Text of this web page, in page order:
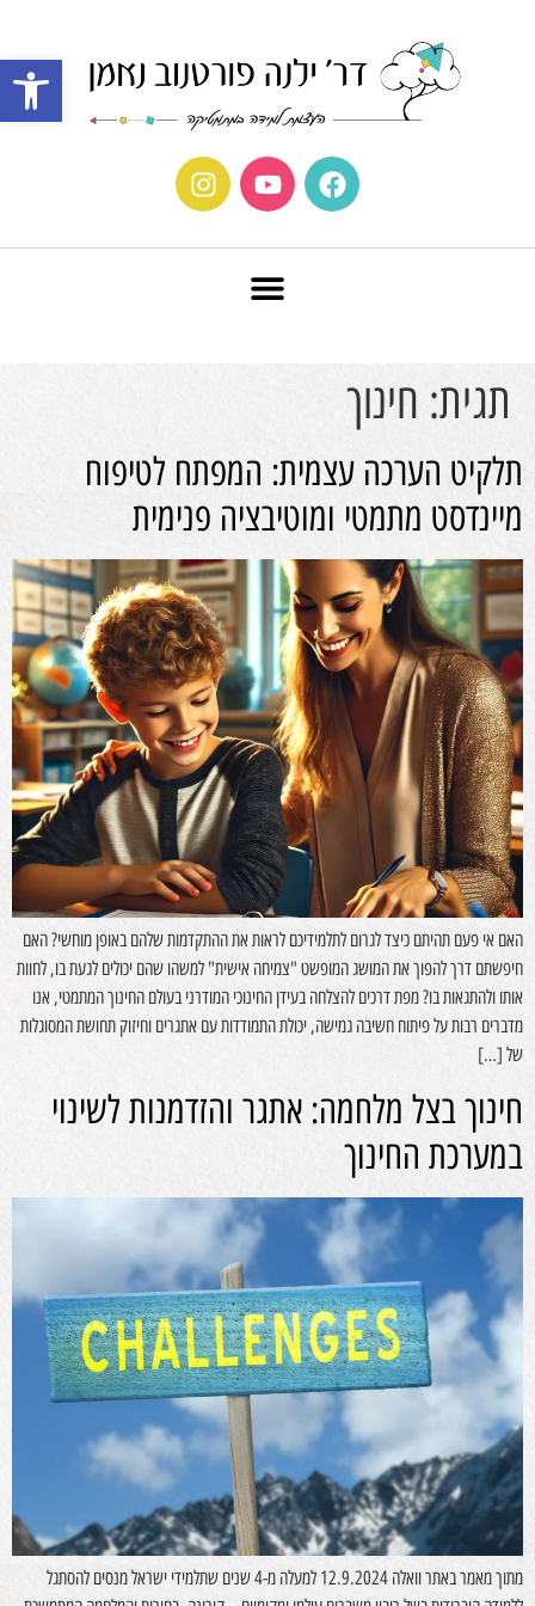
פתח
תגית: חינוך
תלקיט הערכה עצמית: המפתח לטיפוח
מיינדסט מתמטי ומוטיבציה פנימית
האם אי פעם תהיתם כיצד לגרום לתלמידיכם לראות את ההתקדמות שלהם באופן מוחשי? האם
חיפשתם דרך להפוך את המושג המופשט "צמיחה אישית" למשהו שהם יכולים לגעת בו, לחוות
אותו ולהתגאות בו? מפת דרכים להצלחה בעידן החינוכי המודרני בעולם החינוך המתמטי, אנו
מדברים רבות על פיתוח חשיבה גמישה, יכולת התמודדות עם אתגרים וחיזוק תחושת המסוגלות
של […]
חינוך בצל מלחמה: אתגר והזדמנות לשינוי
במערכת החינוך
מתוך מאמר באתר וואלה 12.9.2024 למעלה מ-4 שנים שתלמידי ישראל מנסים להסתגל